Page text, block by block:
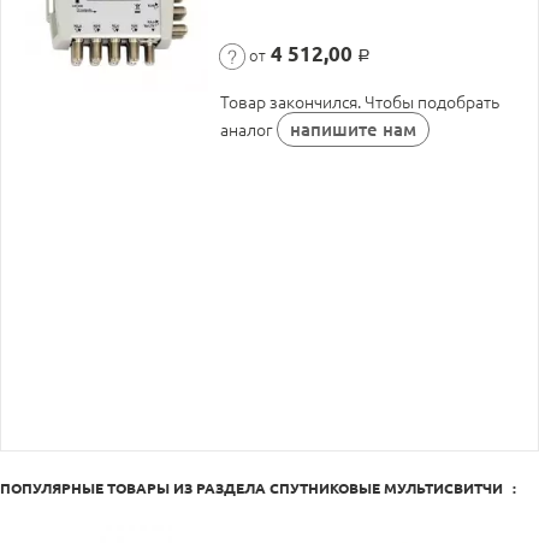
от 4 512,00 Р
Товар закончился. Чтобы подобрать
аналог
напишите нам
ПОПУЛЯРНЫЕ ТОВАРЫ ИЗ РАЗДЕЛА СПУТНИКОВЫЕ МУЛЬТИСВИТЧИ :